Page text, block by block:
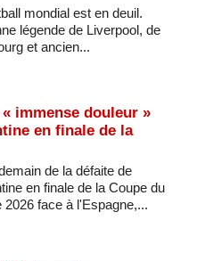
mondial est en deuil.
légende de Liverpool, de
et ancien...
immense douleur »
en finale de la
de la défaite de
en finale de la Coupe du
2026 face à l'Espagne,...